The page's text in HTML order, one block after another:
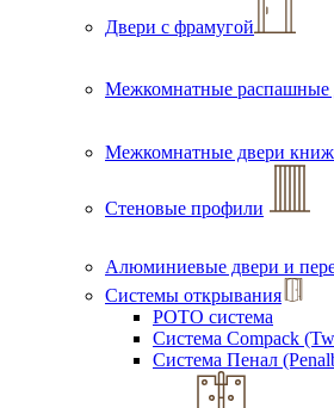
Двери с фрамугой
Межкомнатные распашные
Межкомнатные двери
Стеновые профили
Алюминиевые двери и
Системы открывания
РОТО система
Система Compack
Система Пенал